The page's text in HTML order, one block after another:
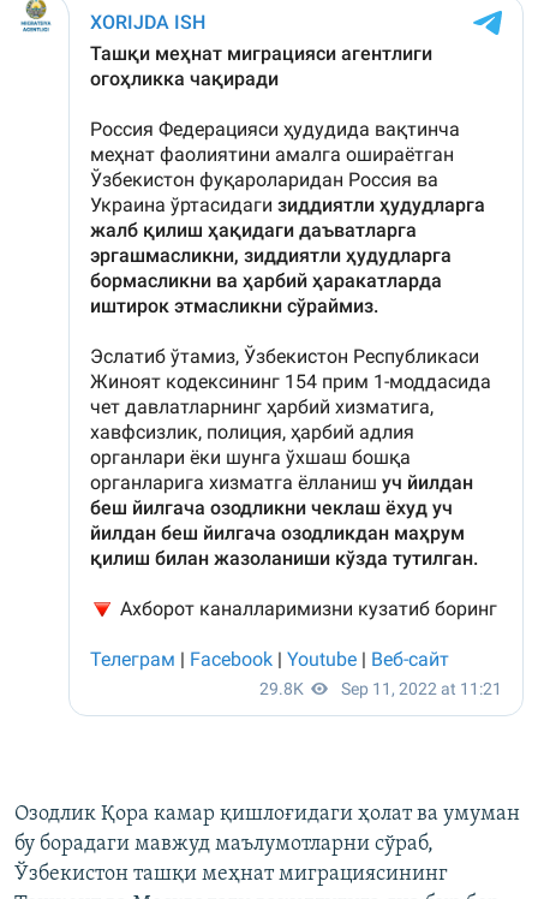
Озодлик Қора камар қишлоғидаги ҳолат ва умуман
бу борадаги мавжуд маълумотларни сўраб,
Ўзбекистон ташқи меҳнат миграциясининг